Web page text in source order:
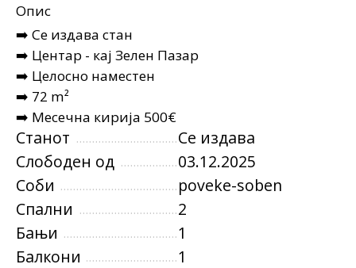
Опис
➡️ Се издава стан
➡️ Центар - кај Зелен Пазар
➡️ Целосно наместен
➡️ 72 m²
➡️ Месечна кирија 500€
Станот
Се издава
Слободен од
03.12.2025
Соби
poveke-soben
Спални
2
Бањи
1
Балкони
1